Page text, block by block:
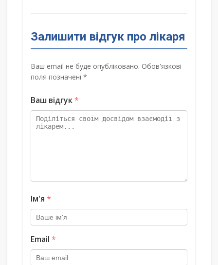
Залишити відгук про лікаря
Ваш email не буде опубліковано. Обов'язкові
поля позначені *
Ваш відгук*
Ім'я *
Email *